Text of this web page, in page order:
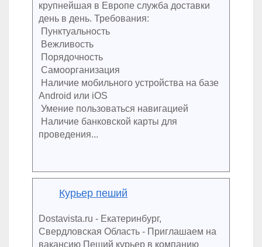
крупнейшая в Европе служба доставки
день в день. Требования:
Пунктуальность
Вежливость
Порядочность
Самоорганизация
Наличие мобильного устройства на базе
Android или iOS
Умение пользоваться навигацией
Наличие банковской карты для
проведения...
Курьер пеший
Dostavista.ru - Екатеринбург,
Свердловская Область - Приглашаем на
вакансию Пеший курьер в компанию